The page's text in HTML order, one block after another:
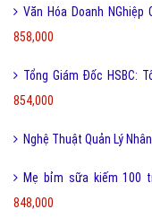
Văn Hóa Doanh
858,000
Tổng Giám Đốc HSBC:
854,000
Nghệ Thuật Quản Lý
Mẹ bỉm sữa kiếm 100
848,000